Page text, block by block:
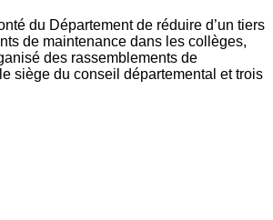
du Département de réduire d’un tiers
de maintenance dans les collèges,
des rassemblements de
siège du conseil départemental et trois